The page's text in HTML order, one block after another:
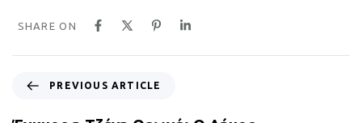
SHARE ON
e
PREVIOUS ARTICLE